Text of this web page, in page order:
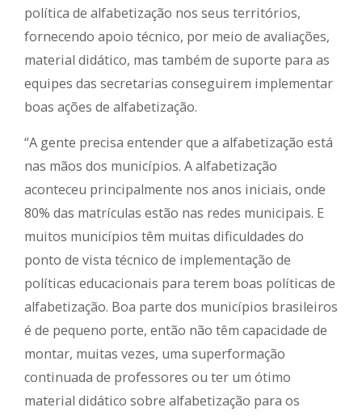
política de alfabetização nos seus territórios,
fornecendo apoio técnico, por meio de avaliações,
material didático, mas também de suporte para as
equipes das secretarias conseguirem implementar
boas ações de alfabetização.
“A gente precisa entender que a alfabetização está
nas mãos dos municípios. A alfabetização
aconteceu principalmente nos anos iniciais, onde
80% das matrículas estão nas redes municipais. E
muitos municípios têm muitas dificuldades do
ponto de vista técnico de implementação de
políticas educacionais para terem boas políticas de
alfabetização. Boa parte dos municípios brasileiros
é de pequeno porte, então não têm capacidade de
montar, muitas vezes, uma superformação
continuada de professores ou ter um ótimo
material didático sobre alfabetização para os